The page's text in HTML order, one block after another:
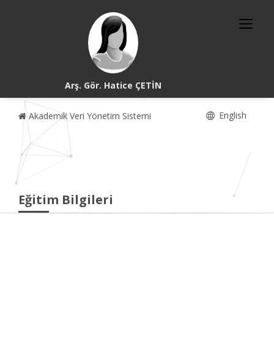
Arş. Gör. Hatice ÇETİN
Akademik Veri Yönetim Sistemi English
Eğitim Bilgileri